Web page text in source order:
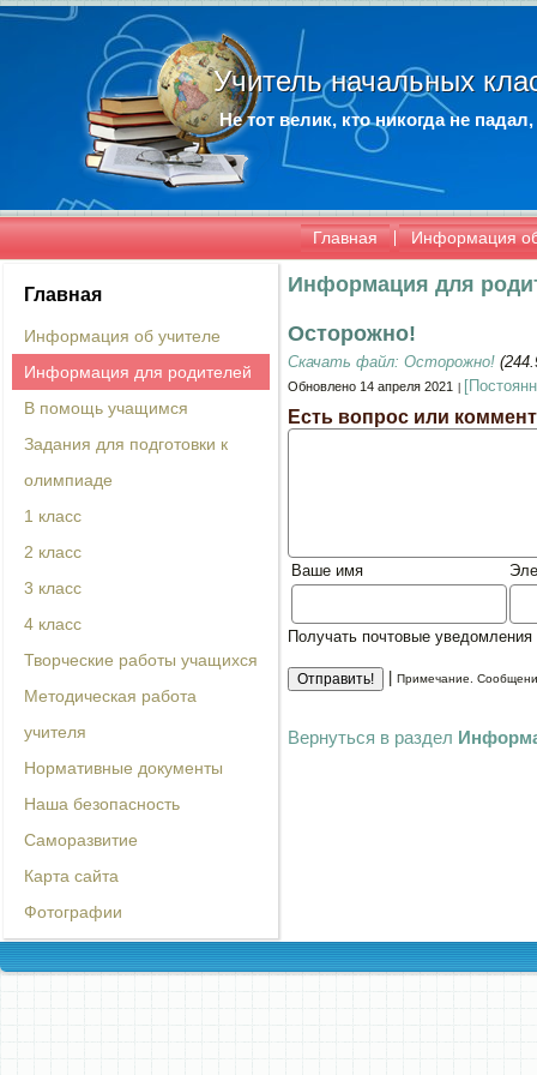
Учитель начальных
Не тот велик, кто никогда не
Главная Информация
Главная
Информация об учителе
Информация для родителей
В помощь учащимся
Задания для подготовки к
олимпиаде
1 класс
2 класс
3 класс
4 класс
Творческие работы учащихся
Методическая работа
учителя
Нормативные документы
Наша безопасность
Саморазвитие
Карта сайта
Фотографии
Информация для
Осторожно!
Скачать файл: Осторожно!
Обновлено 14 апреля 2021
Есть вопрос или
Ваше имя
Получать почтовые
Примечание.
Вернуться в раздел